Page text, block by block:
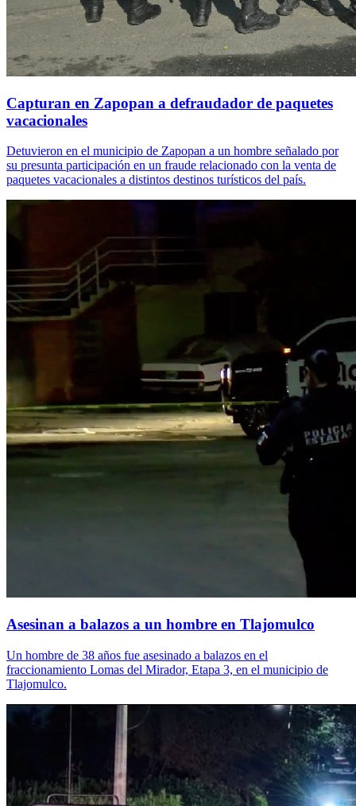
Capturan en Zapopan a defraudador de paquetes
vacacionales
Detuvieron en el municipio de Zapopan a un hombre señalado por
su presunta participación en un fraude relacionado con la venta de
paquetes vacacionales a distintos destinos turísticos del país.
Asesinan a balazos a un hombre en Tlajomulco
Un hombre de 38 años fue asesinado a balazos en el
fraccionamiento Lomas del Mirador, Etapa 3, en el municipio de
Tlajomulco.